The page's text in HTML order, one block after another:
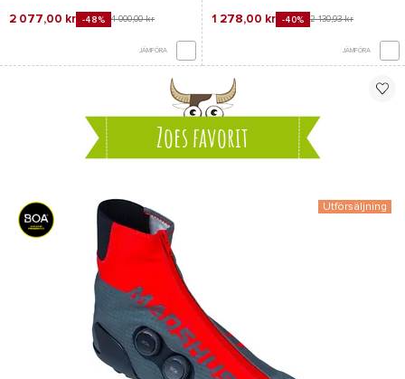
2 077,00 kr -48% 4 000,00 kr
JÄMFÖRA
1 278,00 kr -40% 2 130,93 kr
JÄMFÖRA
Zoes favorit
Utförsäljning